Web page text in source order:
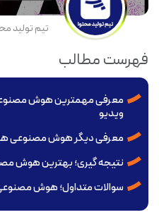
تیم تولید
فهرست مطالب
معرفی مهمترین هوش
ویدیو
معرفی دیگر هوش مصنوعی
نتیجه گیری؛ بهترین هوش
سوالات متداول؛ هوش